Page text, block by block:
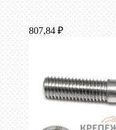
807,84 ₽